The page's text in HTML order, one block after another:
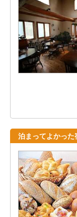
泊まってよかっ